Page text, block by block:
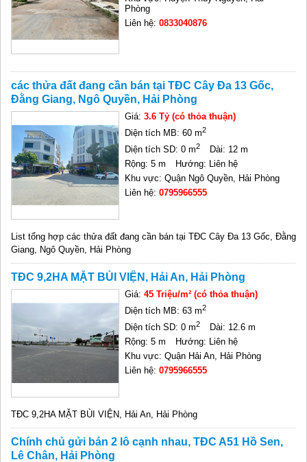
Phòng
Liên hệ:0833040876
các thửa đất đang cần bán tại TĐC Cây Đa 13 Gốc,
Đằng Giang, Ngô Quyền, Hải Phòng
Giá:3.6 Tỷ (có thỏa thuận)
Diện tích MB: 60 m2
Diện tích SD: 0 m2
Dài: 12 m
Rộng: 5 m
Hướng: Liên hệ
Khu vực: Quận Ngô Quyền, Hải Phòng
Liên hệ:0795966555
List tổng hợp các thửa đất đang cần bán tại TĐC Cây Đa 13 Gốc, Đằng
Giang, Ngô Quyền, Hải Phòng
TĐC 9,2HA MẶT BÙI VIỆN, Hải An, Hải Phòng
Giá:45 Triệu/m² (có thỏa thuận)
Diện tích MB: 63 m2
Diện tích SD: 0 m2
Dài: 12.6 m
Rộng: 5 m
Hướng: Liên hệ
Khu vực: Quận Hải An, Hải Phòng
Liên hệ:0795966555
TĐC 9,2HA MẶT BÙI VIỆN, Hải An, Hải Phòng
Chính chủ gửi bán 2 lô cạnh nhau, TĐC A51 Hồ Sen,
Lê Chân, Hải Phòng